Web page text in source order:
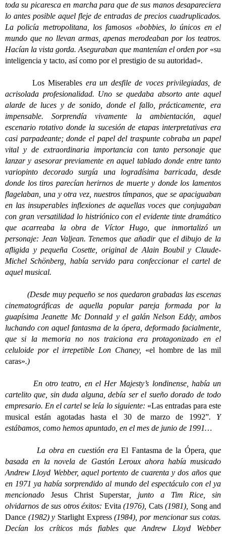
toda su picaresca en marcha para que de sus manos desapareciera
lo antes posible aquel fleje de entradas de precios cuadruplicados.
La policía metropolitana, los famosos «bobbies, lo únicos en el
mundo que no llevan armas, apenas merodeaban por los teatros.
Hacían la vista gorda. Aseguraban que mantenían el orden por «su
inteligencia y tacto, así como por el prestigio de su autoridad».
Los Miserablesera un desfile de voces privilegiadas, de
acrisolada profesionalidad. Uno se quedaba absorto ante aquel
alarde de luces y de sonido, donde el fallo, prácticamente, era
impensable. Sorprendía vivamente la ambientación, aquel
escenario rotativo donde la sucesión de etapas interpretativas era
casi parpadeante; donde el papel del traspunte cobraba un papel
vital y de extraordinaria importancia con tanto personaje que
lanzar y asesorar previamente en aquel tablado donde entre tanto
variopinto decorado surgía una logradísima barricada, desde
donde los tiros parecían herirnos de muerte y donde los lamentos
flagelaban, una y otra vez, nuestros tímpanos, que se apaciguaban
en las insuperables inflexiones de aquellas voces que conjugaban
con gran versatilidad lo histriónico con el evidente tinte dramático
que acarreaba la obra de Víctor Hugo, que inmortalizó un
personaje: Jean Valjean. Tenemos que añadir que el dibujo de la
afligida y pequeña Cosette, original de Alain Boubil y Claude-
Michel Schönberg, había servido para confeccionar el cartel de
aquel musical.
(Desde muy pequeño se nos quedaron grabadas las escenas
cinematográficas de aquella popular pareja formada por la
guapísima Jeanette Mc Donnald y el galán Nelson Eddy, ambos
luchando con aquel fantasma de la ópera, deformado facialmente,
que si la memoria no nos traiciona era protagonizado en el
celuloide por el irrepetible Lon Chaney, «el hombre de las mil
caras».)
En otro teatro, en el Her Majesty’s londinense, había un
cartelito que, sin duda alguna, debía ser el sueño dorado de todo
empresario. En el cartel se leía lo siguiente: «Las entradas para este
musical están agotadas hasta el 30 de marzo de 1992”. Y
estábamos, como hemos apuntado, en el mes de junio de 1991…
La obra en cuestión eraEl Fantasma de la Ópera , que
basada en la novela de Gastón Leroux ahora había musicado
Andrew Lloyd Webber, aquel portento de cuarenta y dos años que
en 1971 ya había sorprendido al mundo del espectáculo con el ya
mencionado Jesus Christ Superstar, junto a Tim Rice, sin
olvidarnos de sus otros éxitos: Evita (1976), Cats(1981), Song and
Dance (1982) y Starlight Express(1984), por mencionar sus cotas.
Decían los críticos más fiables que Andrew Lloyd Webber